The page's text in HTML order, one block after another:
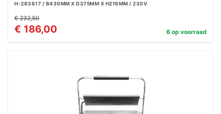
H-263617 / B430MM X D375MM X H216MM / 230V
€ 232,50
€ 186,00 6 op voorraad